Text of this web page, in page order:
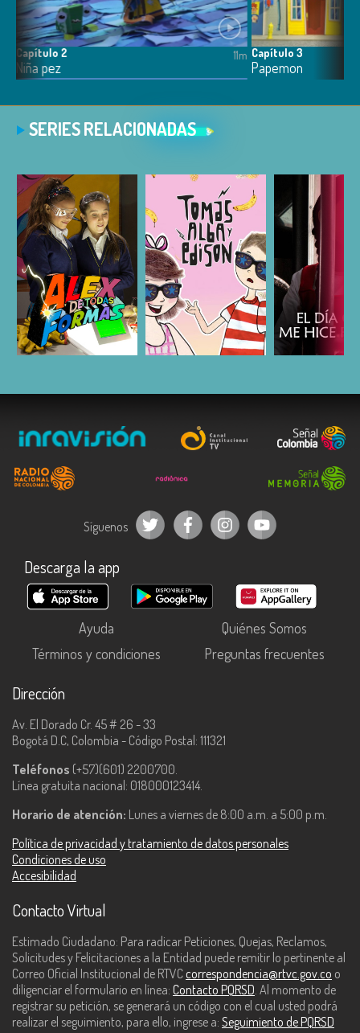
Capítulo 2
Niña pez
11m Capítulo 3
Papemon
SERIES RELACIONADAS
ESCUCHAR ESCUCHAR
Síguenos
Descarga la app
Ayuda
Quiénes Somos
Términos y condiciones
Preguntas frecuentes
Dirección
Av. El Dorado Cr. 45 # 26 - 33
Bogotá D.C, Colombia - Código Postal: 111321
Teléfonos (+57)(601) 2200700.
Línea gratuita nacional: 018000123414.
Horario de atención: Lunes a viernes de 8:00 a.m. a 5:00 p.m.
Política de privacidad y tratamiento de datos personales
Condiciones de uso
Accesibilidad
Contacto Virtual
Estimado Ciudadano: Para radicar Peticiones, Quejas, Reclamos,
Solicitudes y Felicitaciones a la Entidad puede remitir lo pertinente al
Correo Oficial Institucional de RTVC correspondencia@rtvc.gov.co o
diligenciar el formulario en línea: Contacto PQRSD. Al momento de
registrar su petición, se generará un código con el cual usted podrá
realizar el seguimiento, para ello, ingrese a: Seguimiento de PQRSD